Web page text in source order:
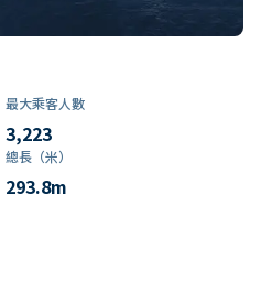
最大乘客人數
3,223
總長（米）
293.8m